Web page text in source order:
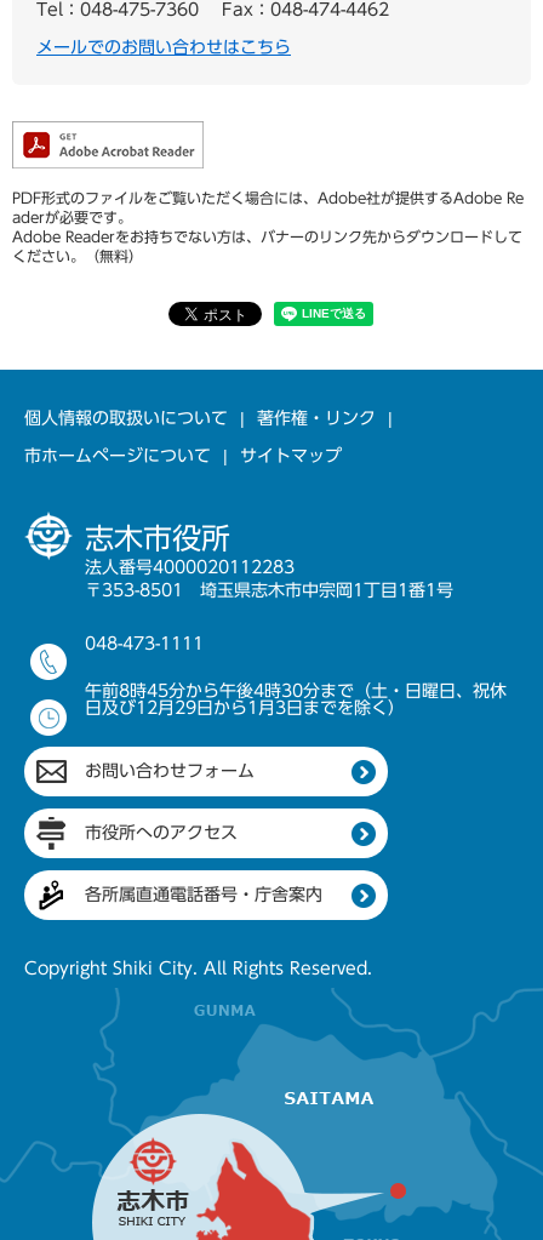
Tel：048-475-7360
Fax：048-474-4462
メールでのお問い合わせはこちら
PDF形式のファイルをご覧いただく場合には、Adobe社が提供するAdobe Re
aderが必要です。
Adobe Readerをお持ちでない方は、バナーのリンク先からダウンロードして
ください。（無料）
個人情報の取扱いについて 著作権・リンク
市ホームページについて サイトマップ
志木市役所
法人番号4000020112283
〒353-8501 埼玉県志木市中宗岡1丁目1番1号
048-473-1111
午前8時45分から午後4時30分まで（土・日曜日、祝休
日及び12月29日から1月3日までを除く）
お問い合わせフォーム
市役所へのアクセス
各所属直通電話番号・庁舎案内
Copyright Shiki City. All Rights Reserved.